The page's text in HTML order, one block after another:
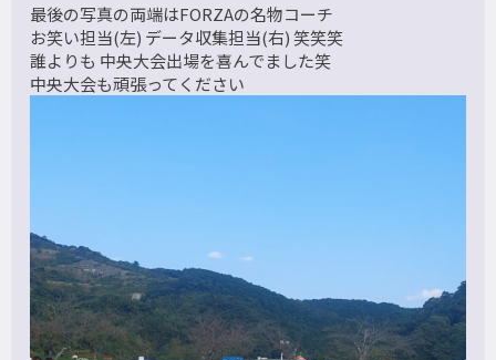
最後の写真の両端はFORZAの名物コーチ
お笑い担当(左) データ収集担当(右) 笑笑笑
誰よりも 中央大会出場を喜んでました笑
中央大会も頑張ってください